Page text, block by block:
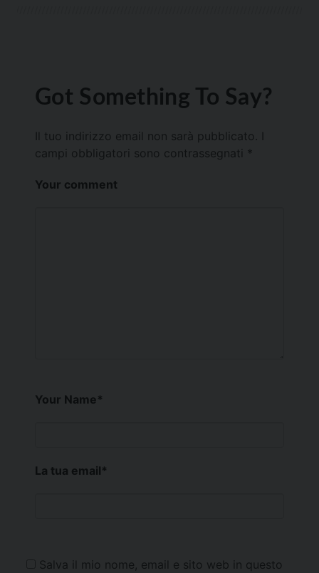
Got Something To Say?
Il tuo indirizzo email non sarà pubblicato.
campi obbligatori sono contrassegnati *
Your comment
Your Name*
La tua email*
Salva il mio nome, email e sito web in questo